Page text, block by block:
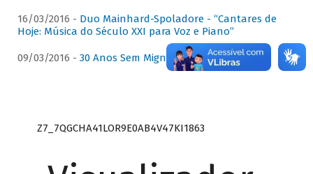
16/03/2016 - Duo Mainhard-Spoladore - “Cantares de
Hoje: Música do Século XXI para Voz e Piano”
09/03/2016 - 30 Anos Sem Mignone
Z7_7QGCHA41LOR9E0AB4V47KI1863